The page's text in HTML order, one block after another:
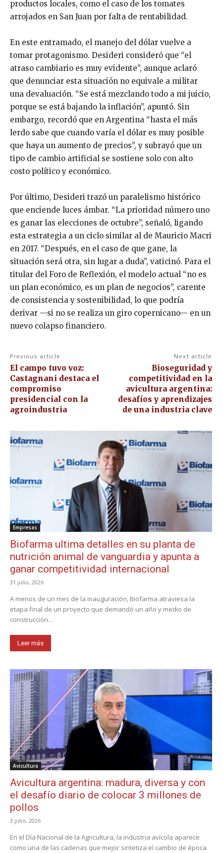
productos locales, como el caso de los tomates
arrojados en San Juan por falta de rentabilidad.
En este entramado, el manejo del dólar vuelve a
tomar protagonismo. Desideri consideró que “el
atraso cambiario es muy evidente”, aunque aclaró
que denunciar esta situación no equivale a militar
una devaluación. “Se está mezclando todo a mi juicio,
porque se está bajando la inflación”, apuntó. Sin
embargo, recordó que en Argentina “hasta el más
lerdo sabe que cuando varía el dólar es muy posible
que haya un aumento de precios”, y subrayó que un
tipo de cambio artificial se sostiene solo con alto
costo político y económico.
Por último, Desideri trazó un paralelismo histórico
que enciende luces ámbar. “La prioridad número uno
es ganar las elecciones de octubre”, señaló, ligando
esta estrategia a un ciclo similar al de Mauricio Macri
en 2017. “Después, en el caso de que gane, la
situación será otra, sin lugar a duda”, vaticinó. Para el
titular del Foro de Reflexión, el modelo actual “no es
un plan económico, es un plan de negocios”, carente
de consistencia y sostenibilidad, lo que podría
derivar —si no se realiza un giro copernicano— en un
nuevo colapso financiero.
Previous article
El campo tuvo voz:
Castagnani destaca el
compromiso
presidencial con la
agroindustria
Next article
Bioseguridad y
competitividad en la
avicultura argentina:
desafíos y aprendizajes
de una industria clave
Empresas
Biofarma ultima detalles en su planta de
nutrición animal de vanguardia y apunta a
ganar competitividad internacional
31 julio, 2026
A menos de un mes de la inauguración, Biofarma atraviesa la
etapa final de un proyecto que demandó un año y medio de
construcción...
Leer más
Avicultura
Avicultura argentina: madura, diversa y con
el desafío diario de colocar 3 millones de
pollos
3 julio, 2026
En el Día Nacional de la Agricultura, la industria avícola aparece
como una de las cadenas que mejor sintetiza el cambio de época